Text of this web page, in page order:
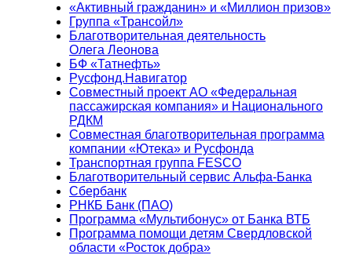
«Активный гражданин» и «Миллион призов»
Группа «Трансойл»
Благотворительная деятельность
Олега Леонова
БФ «Татнефть»
Русфонд.Навигатор
Совместный проект АО «Федеральная
пассажирская компания» и Национального
РДКМ
Совместная благотворительная программа
компании «Ютека» и Русфонда
Транспортная группа FESCO
Благотворительный сервис Альфа-Банка
Сбербанк
РНКБ Банк (ПАО)
Программа «Мультибонус» от Банка ВТБ
Программа помощи детям Свердловской
области «Росток добра»